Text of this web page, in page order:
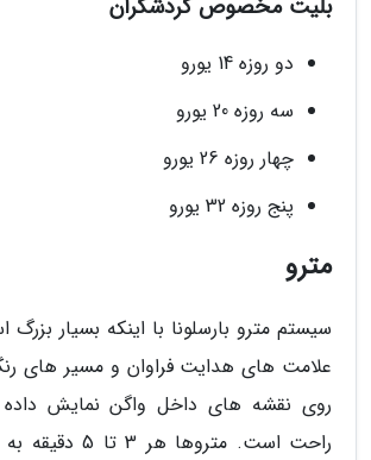
بلیت مخصوص گردشگران
دو روزه 14 یورو
سه روزه 20 یورو
چهار روزه 26 یورو
پنج روزه 32 یورو
مترو
سیستم مترو بارسلونا با اینکه بسیار
علامت های هدایت فراوان و مسیر های
روی نقشه های داخل واگن نمایش داده
راحت است. متروها